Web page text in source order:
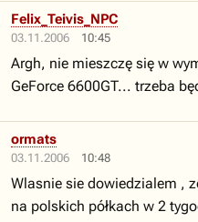
03.11.2006 10:45
Felix_Teivis_NPC
Argh, nie mieszczę się w
GeForce 6600GT... trzeba
03.11.2006 10:48
ormats
Wlasnie sie dowiedzialem ,
na polskich półkach w 2